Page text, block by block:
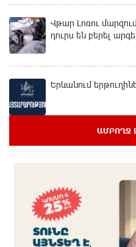
Վթար Լոռու
դուրս են բերել
Երևանում
Օգոստոսի 7-ին՝
ՆԳՆ-ն՝
մահվան մասին
ԱՄԲՈՂՋ